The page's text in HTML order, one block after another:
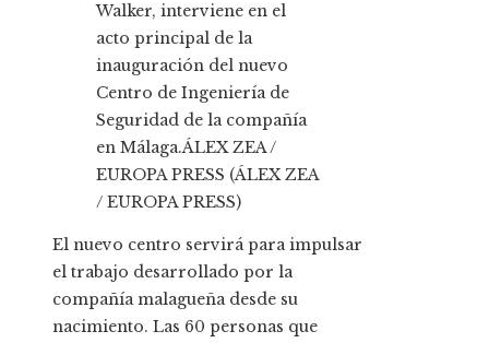
Walker, interviene en el
acto principal de la
inauguración del nuevo
Centro de Ingeniería de
Seguridad de la compañía
en Málaga.ÁLEX ZEA /
EUROPA PRESS (ÁLEX ZEA
/ EUROPA PRESS)
El nuevo centro servirá para impulsar
el trabajo desarrollado por la
compañía malagueña desde su
nacimiento. Las 60 personas que